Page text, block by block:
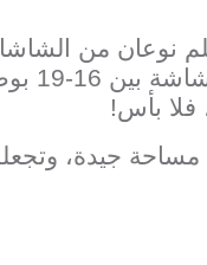
نوعان من
أو خارجية.
بأس!
جيدة،